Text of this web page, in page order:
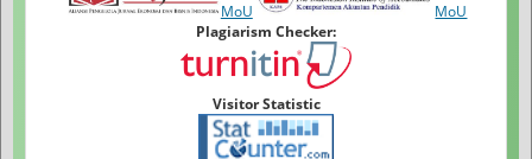
MoU
MoU
Plagiarism Checker:
Visitor Statistic